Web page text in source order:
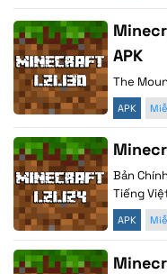
APK
The
APK
Bản
Tiếng
APK